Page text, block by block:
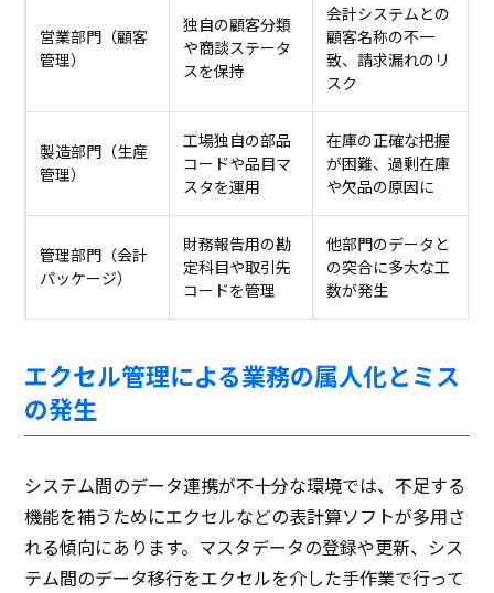
営業部門（顧客
管理）
独自の顧客分類
や商談ステータ
スを保持
会計システムとの
顧客名称の不一
致、請求漏れのリ
スク
製造部門（生産
管理）
工場独自の部品
コードや品目マ
スタを運用
在庫の正確な把握
が困難、過剰在庫
や欠品の原因に
管理部門（会計
パッケージ）
財務報告用の勘
定科目や取引先
コードを管理
他部門のデータと
の突合に多大な工
数が発生
エクセル管理による業務の属人化とミス
の発生
システム間のデータ連携が不十分な環境では、不足する
機能を補うためにエクセルなどの表計算ソフトが多用さ
れる傾向にあります。マスタデータの登録や更新、シス
テム間のデータ移行をエクセルを介した手作業で行って